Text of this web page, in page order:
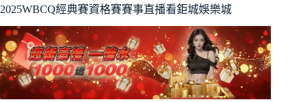
2025WBCQ經典賽資格賽賽事直播看鉅城娛樂城